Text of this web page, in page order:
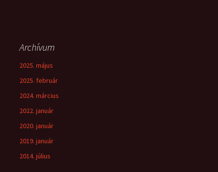
Archívum
2025. május
2025. február
2024. március
2022. január
2020. január
2019. január
2014. július